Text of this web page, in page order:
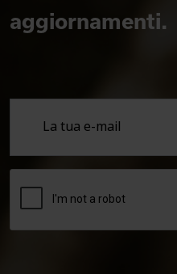
aggiornamenti.